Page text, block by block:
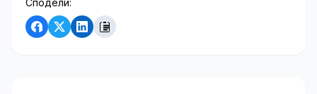
Сподели: